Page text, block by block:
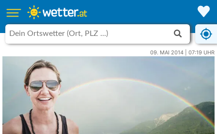
09. MAI 2014 | 07:19 UHR